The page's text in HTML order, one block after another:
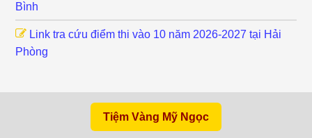
Bình
Link tra cứu điểm thi vào 10 năm 2026-2027 tại Hải
Phòng
Tiệm Vàng Mỹ Ngọc